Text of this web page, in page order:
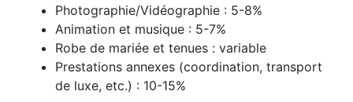
Photographie/Vidéographie : 5-8%
Animation et musique : 5-7%
Robe de mariée et tenues : variable
Prestations annexes (coordination, transport
de luxe, etc.) : 10-15%